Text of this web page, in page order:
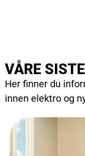
VÅRE
Her finner du
innen elektro og